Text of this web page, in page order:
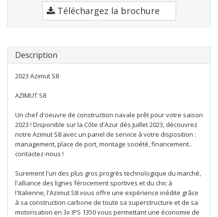
Téléchargez la brochure
Description
2023 Azimut S8
AZIMUT S8
Un chef d'oeuvre de construction navale prêt pour votre saison
2023 ! Disponible sur la Côte d'Azur dès Juillet 2023, découvrez
notre Azimut S8 avec un panel de service à votre disposition :
management, place de port, montage société, financement..
contactez-nous !
Surement l'un des plus gros progrès technologique du marché,
l'alliance des lignes férocement sportives et du chic à
l'Italienne, l'Azimut S8 vous offre une expérience inédite grâce
à sa construction carbone de toute sa superstructure et de sa
motorisation en 3x IPS 1350 vous permettant une économie de